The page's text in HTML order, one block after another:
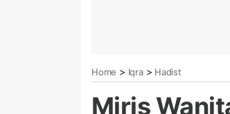
Home > Iqra> Hadist
Miris